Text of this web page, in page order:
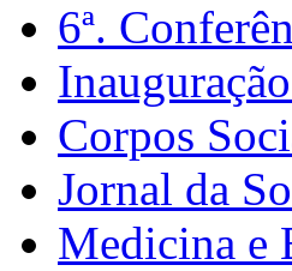
6ª.
Corpos
Jornal da
Medicina e